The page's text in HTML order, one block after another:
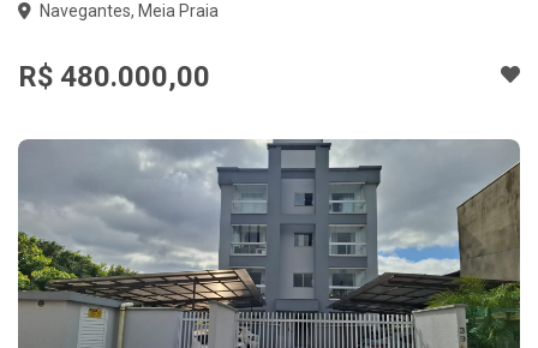
Navegantes, Meia Praia
R$ 480.000,00